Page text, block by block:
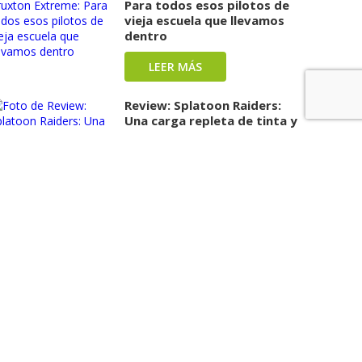
Para todos esos pilotos de
vieja escuela que llevamos
dentro
LEER MÁS
Review: Splatoon Raiders:
Una carga repleta de tinta y